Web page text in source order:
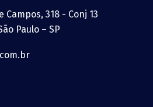
318 - Conj 13
Paulo – SP